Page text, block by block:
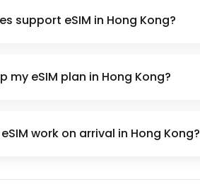
support eSIM in Hong Kong?
my eSIM plan in Hong Kong?
work on arrival in Hong Kong?